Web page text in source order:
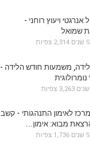
אנרגטי ויעוץ רוחני -
שמואל
2,314 צפיות
משמעות חודש הלידה -
נומרולוגית
3,263 צפיות
לאימון התנהגותי - קשב
מבוא: אימון...
1,736 צפיות